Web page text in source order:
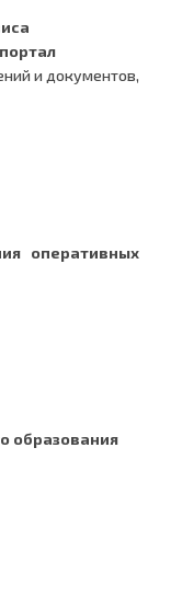
и документов,
оперативных
образования